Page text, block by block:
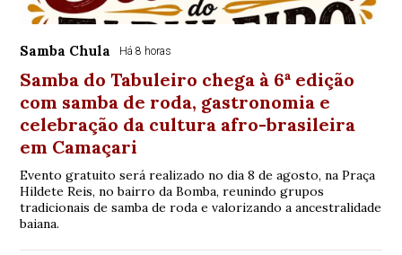
Samba Chula Há 8 horas
Samba do Tabuleiro chega à 6ª edição
com samba de roda, gastronomia e
celebração da cultura afro-brasileira
em Camaçari
Evento gratuito será realizado no dia 8 de agosto, na Praça
Hildete Reis, no bairro da Bomba, reunindo grupos
tradicionais de samba de roda e valorizando a ancestralidade
baiana.